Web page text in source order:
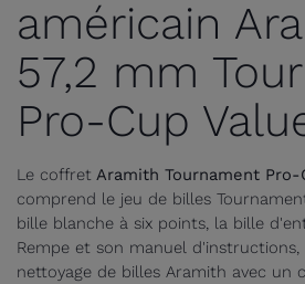
américain
57,2 mm
Pro-Cup
Le coffret Aramith Tournament Pro-
comprend le jeu de billes
bille blanche à six points, la bille
Rempe et son manuel
nettoyage de billes Aramith avec un